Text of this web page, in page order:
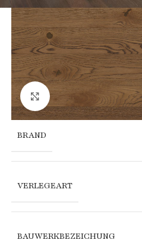
Click to enlarge
BRAND
VERLEGEART
BAUWERKBEZEICHUNG